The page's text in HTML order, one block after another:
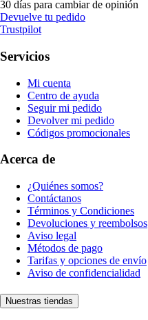
30 días para cambiar de opinión
Devuelve tu pedido
Trustpilot
Servicios
Mi cuenta
Centro de ayuda
Seguir mi pedido
Devolver mi pedido
Códigos promocionales
Acerca de
¿Quiénes somos?
Contáctanos
Términos y Condiciones
Devoluciones y reembolsos
Aviso legal
Métodos de pago
Tarifas y opciones de envío
Aviso de confidencialidad
Nuestras tiendas